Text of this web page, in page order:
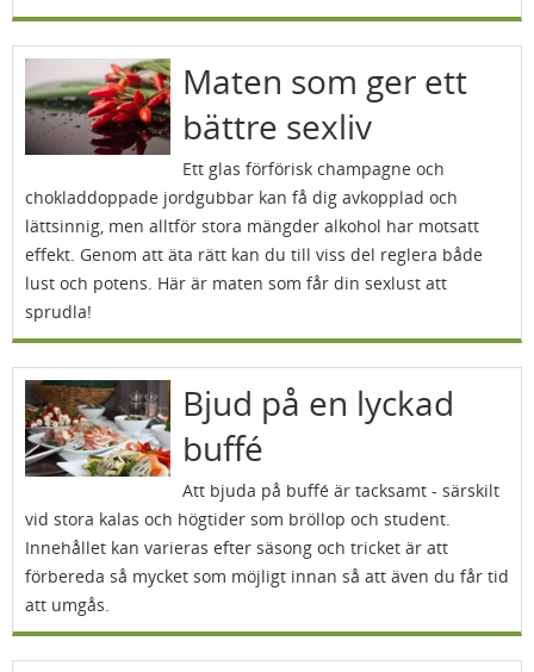
Maten som ger ett
bättre sexliv
Ett glas förförisk champagne och
chokladdoppade jordgubbar kan få dig avkopplad och
lättsinnig, men alltför stora mängder alkohol har motsatt
effekt. Genom att äta rätt kan du till viss del reglera både
lust och potens. Här är maten som får din sexlust att
sprudla!
Bjud på en lyckad
buffé
Att bjuda på buffé är tacksamt - särskilt
vid stora kalas och högtider som bröllop och student.
Innehållet kan varieras efter säsong och tricket är att
förbereda så mycket som möjligt innan så att även du får tid
att umgås.